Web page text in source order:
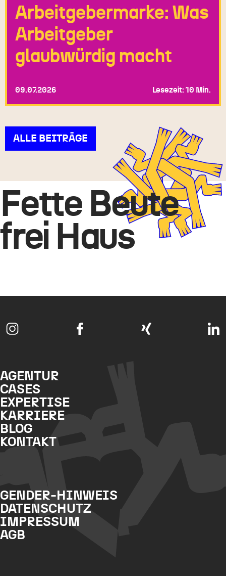
Arbeitgebermarke: Was
Arbeitgeber
glaubwürdig macht
09.07.2026 Lesezeit: 10 Min.
ALLE BEITRÄGE
Fette Beute
frei Haus
AGENTUR
CASES
EXPERTISE
KARRIERE
BLOG
KONTAKT
GENDER-HINWEIS
DATENSCHUTZ
IMPRESSUM
AGB